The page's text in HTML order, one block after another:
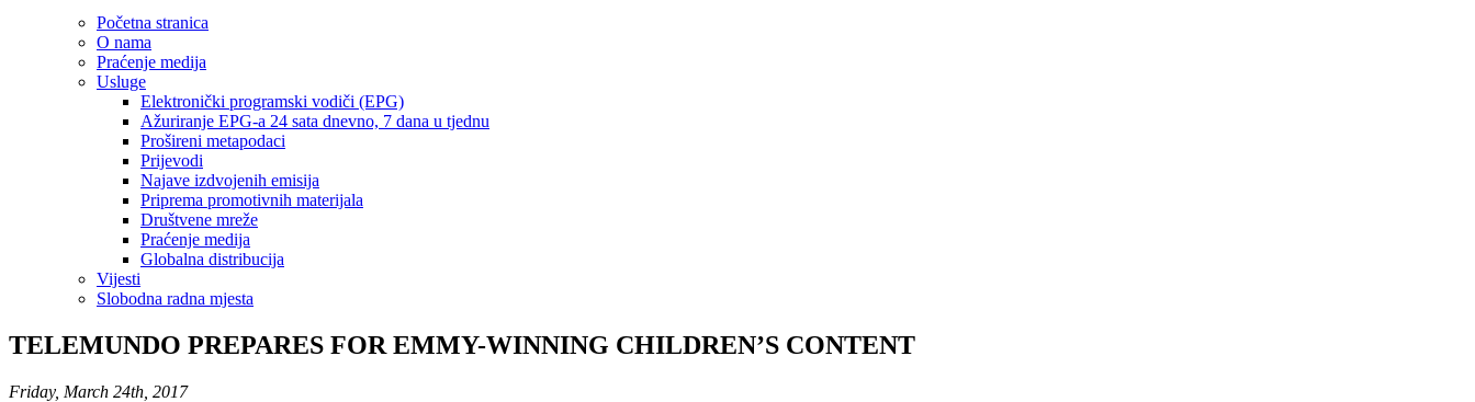
Početna stranica
O nama
Praćenje medija
Usluge
Elektronički programski vodiči (EPG)
Ažuriranje EPG-a 24 sata dnevno, 7 dana u tjednu
Prošireni metapodaci
Prijevodi
Najave izdvojenih emisija
Priprema promotivnih materijala
Društvene mreže
Praćenje medija
Globalna distribucija
Vijesti
Slobodna radna mjesta
TELEMUNDO PREPARES FOR EMMY-WINNING CHILDREN’S CONTENT
Friday, March 24th, 2017